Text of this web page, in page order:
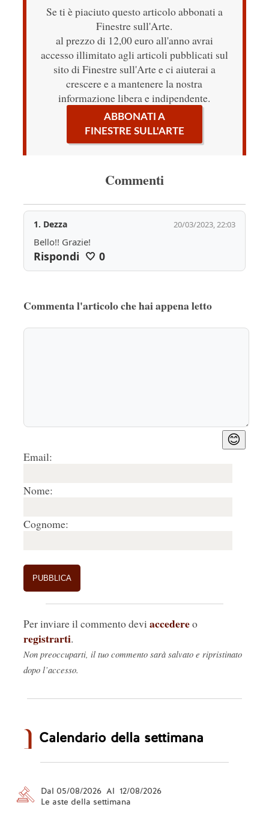
Se ti è piaciuto questo articolo abbonati a
Finestre sull'Arte.
al prezzo di 12,00 euro all'anno avrai
accesso illimitato agli articoli pubblicati sul
sito di Finestre sull'Arte e ci aiuterai a
crescere e a mantenere la nostra
informazione libera e indipendente.
ABBONATI A
FINESTRE SULL'ARTE
Commenti
1. Dezza 20/03/2023, 22:03
Bello!! Grazie!
Rispondi 🤍 0
Commenta l'articolo che hai appena letto
😊
Email:
Nome:
Cognome:
Per inviare il commento devi accedereo
registrarti.
Non preoccuparti, il tuo commento sarà salvato e ripristinato
dopo l’accesso.
Calendario della settimana
Dal 05/08/2026 Al 12/08/2026
Le aste della settimana